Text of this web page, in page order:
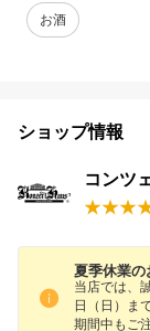
お酒
ショップ情報
コンツ
夏季休業の
当店では、
日（日）ま
期間中もご